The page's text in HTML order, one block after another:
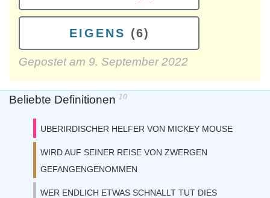
EIGENS (6)
Gepostet am 9. September 2022
Beliebte Definitionen 10
UBERIRDISCHER HELFER VON MICKEY MOUSE
WIRD AUF SEINER REISE VON ZWERGEN
GEFANGENGENOMMEN
WER ENDLICH ETWAS SCHNALLT TUT DIES